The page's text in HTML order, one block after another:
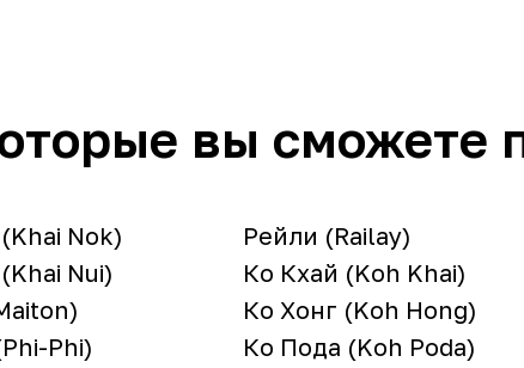
вы сможете
Nok)
Nui)
Phi)
Рейли (Railay)
Ко Кхай (Koh Khai)
Ко Хонг (Koh Hong)
Ко Пода (Koh Poda)